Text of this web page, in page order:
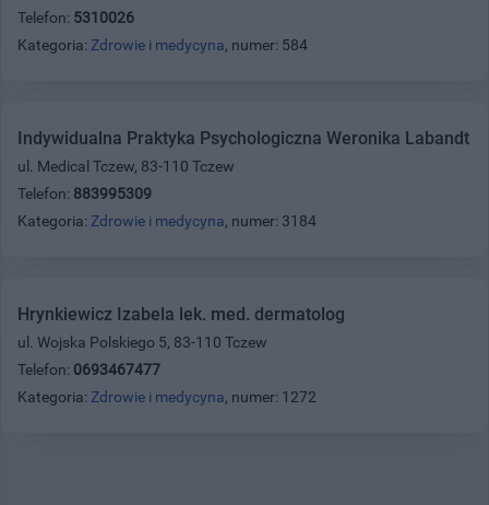
Telefon: 5310026
Kategoria: Zdrowie i medycyna, numer: 584
Indywidualna Praktyka Psychologiczna Weronika Labandt
ul. Medical Tczew, 83-110 Tczew
Telefon: 883995309
Kategoria: Zdrowie i medycyna, numer: 3184
Hrynkiewicz Izabela lek. med. dermatolog
ul. Wojska Polskiego 5, 83-110 Tczew
Telefon: 0693467477
Kategoria: Zdrowie i medycyna, numer: 1272